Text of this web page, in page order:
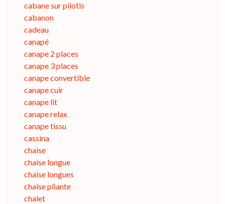
cabane sur pilotis
cabanon
cadeau
canapé
canape 2 places
canape 3 places
canape convertible
canape cuir
canape lit
canape relax
canape tissu
cassina
chaise
chaise longue
chaise longues
chaise pliante
chalet